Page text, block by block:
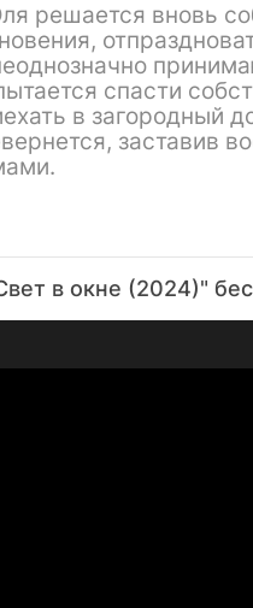
решается вновь
спасти
в загородный
заставив
в окне (2024)"